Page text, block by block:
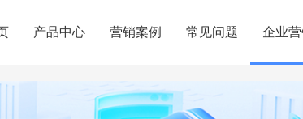
产品中心 营销案例 常见问题 企业